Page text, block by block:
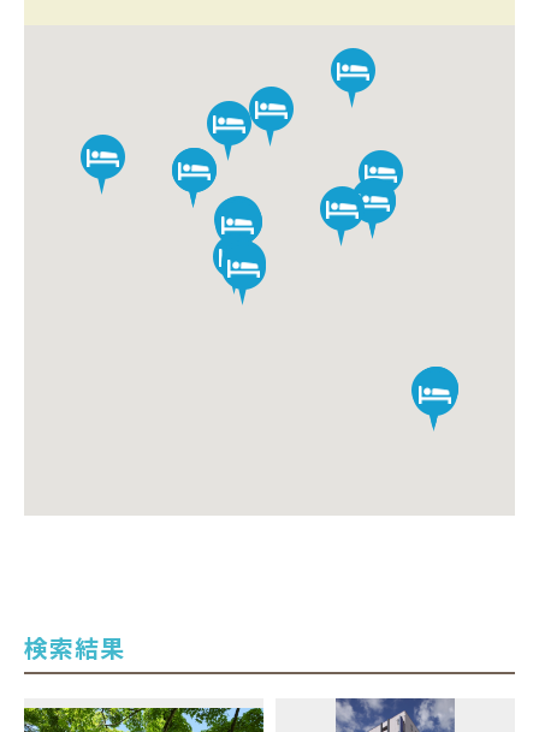
検索結果